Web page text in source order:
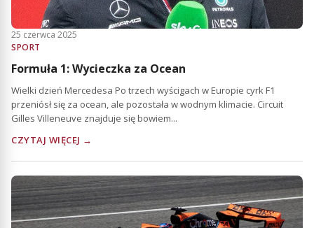
25 czerwca 2025
SPORT
Formuła 1: Wycieczka za Ocean
Wielki dzień Mercedesa Po trzech wyścigach w Europie cyrk F1
przeniósł się za ocean, ale pozostała w wodnym klimacie. Circuit
Gilles Villeneuve znajduje się bowiem...
CZYTAJ WIĘCEJ →